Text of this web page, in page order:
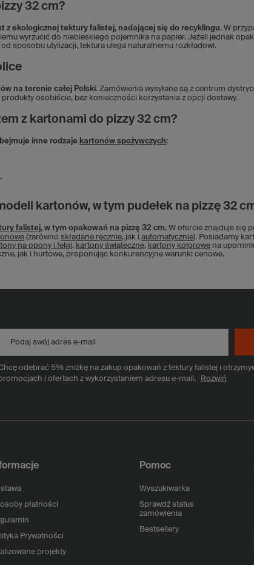
32 cm?
z ekologicznej tektury falistej, nadającej się do recyklingu. W
wyrzucić do niebieskiego pojemnika na papier. Jeżeli jednak
sposobu utylizacji, tektura ulega naturalnemu rozkładowi.
na terenie całej Polski. Zamówienia wysyłane są z centrum
osobiście, bez konieczności korzystania z opcji dostawy.
z kartonami do pizzy 32 cm?
inne rodzaje kartonów spożywczych:
kartonów, w tym pudełek na pizzę 32
falistej, w tym opakowań na pizzę 32 cm. W ofercie znajduje się
(zarówno składane ręcznie, jak i automatycznie). Posiadamy
na opony i felgi, kartony świąteczne, kartony kolorowe na
jak i hurtowe, proponując konkurencyjne warunki cenowe.
Podaj swój adres e-mail
odebrać 5% zniżkę na zakup opakowań z tektury falistej i
i ofertach z wykorzystaniem adresu e-mail.
Rozwiń
płatności
Prywatności
projekty
Pomoc
Wyszukiwarka
Sprawdź status
zamówienia
Bestsellery